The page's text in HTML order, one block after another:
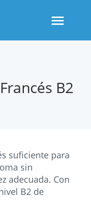
Toggle
B2
suficiente para
sin
adecuada. Con
B2 de